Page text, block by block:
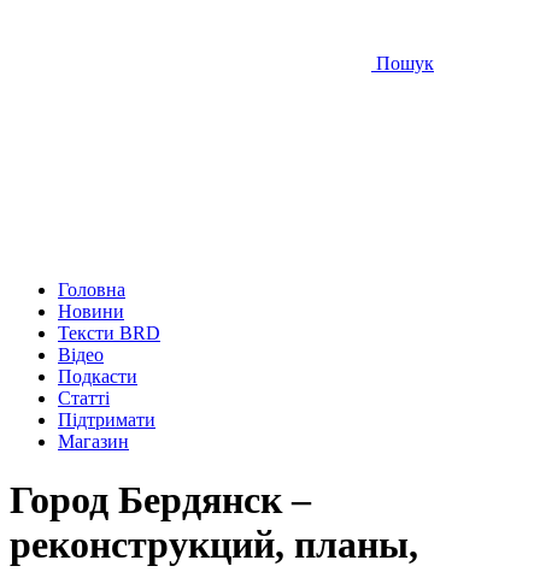
Пошук
Головна
Новини
Тексти BRD
Відео
Подкасти
Статті
Підтримати
Магазин
Город Бердянск –
реконструкций, планы,